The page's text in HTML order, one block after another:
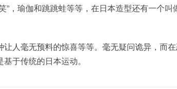
”，瑜伽和跳跳蛙等等，在日本造型还有一个叫
人毫无预料的惊喜等等。毫无疑问诡异，而
于传统的日本运动。